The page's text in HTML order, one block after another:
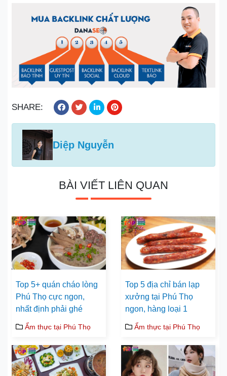
SHARE:
Diệp Nguyễn
BÀI VIẾT LIÊN QUAN
Top 5+ quán cháo lòng
Phú Thọ cực ngon,
nhất định phải ghé
Ẩm thực tại Phú Thọ
Top 5 địa chỉ bán lạp
xưởng tại Phú Thọ
ngon, hàng loại 1
Ẩm thực tại Phú Thọ